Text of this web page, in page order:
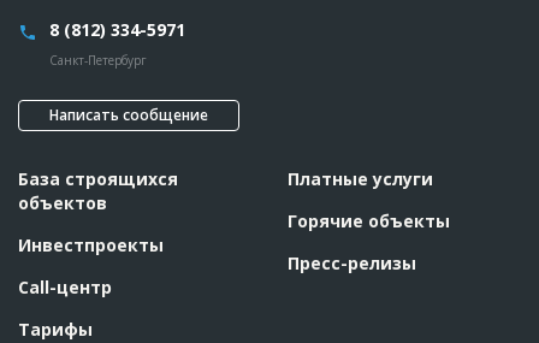
8 (812) 334-5971
Санкт-Петербург
Написать сообщение
База строящихся
объектов
Инвестпроекты
Call-центр
Тарифы
Платные услуги
Горячие объекты
Пресс-релизы